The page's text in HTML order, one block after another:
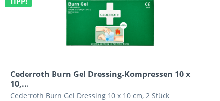
Cederroth Burn Gel Dressing-Kompressen 10 x
10,...
Cederroth Burn Gel Dressing 10 x 10 cm, 2 Stück